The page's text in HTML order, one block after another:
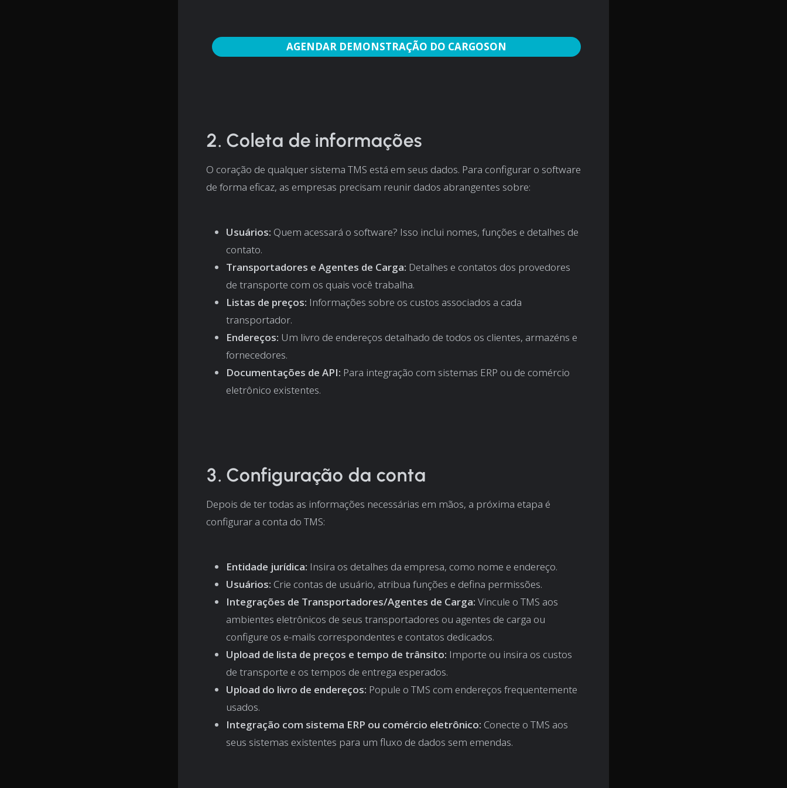
AGENDAR DEMONSTRAÇÃO DO CARGOSON
2. Coleta de informações
O coração de qualquer sistema TMS está em seus dados. Para configurar o software
de forma eficaz, as empresas precisam reunir dados abrangentes sobre:
Usuários: Quem acessará o software? Isso inclui nomes, funções e detalhes de
contato.
Transportadores e Agentes de Carga: Detalhes e contatos dos provedores
de transporte com os quais você trabalha.
Listas de preços: Informações sobre os custos associados a cada
transportador.
Endereços: Um livro de endereços detalhado de todos os clientes, armazéns e
fornecedores.
Documentações de API: Para integração com sistemas ERP ou de comércio
eletrônico existentes.
3. Configuração da conta
Depois de ter todas as informações necessárias em mãos, a próxima etapa é
configurar a conta do TMS:
Entidade jurídica: Insira os detalhes da empresa, como nome e endereço.
Usuários: Crie contas de usuário, atribua funções e defina permissões.
Integrações de Transportadores/Agentes de Carga: Vincule o TMS aos
ambientes eletrônicos de seus transportadores ou agentes de carga ou
configure os e-mails correspondentes e contatos dedicados.
Upload de lista de preços e tempo de trânsito: Importe ou insira os custos
de transporte e os tempos de entrega esperados.
Upload do livro de endereços: Popule o TMS com endereços frequentemente
usados.
Integração com sistema ERP ou comércio eletrônico: Conecte o TMS aos
seus sistemas existentes para um fluxo de dados sem emendas.